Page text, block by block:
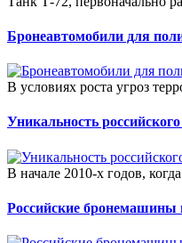
Бронеавтомобили для
В условиях роста угроз
Уникальность
В начале 2010-х годов,
Российские